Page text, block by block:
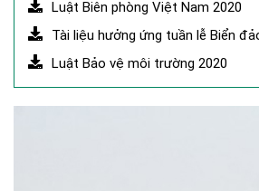
Luật Biên phòng Việt Nam 2020
Tài liệu hưởng ứng tuần lễ Biển
Luật Bảo vệ môi trường 2020